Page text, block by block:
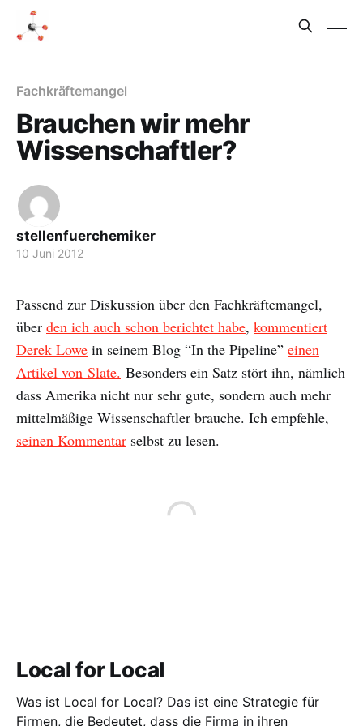
Fachkräftemangel
Brauchen wir mehr
Wissenschaftler?
stellenfuerchemiker
10 Juni 2012
Passend zur Diskussion über den Fachkräftemangel,
über den ich auch schon berichtet habe, kommentiert
Derek Lowe in seinem Blog “In the Pipeline” einen
Artikel von Slate. Besonders ein Satz stört ihn, nämlich
dass Amerika nicht nur sehr gute, sondern auch mehr
mittelmäßige Wissenschaftler brauche. Ich empfehle,
seinen Kommentar selbst zu lesen.
Local for Local
Was ist Local for Local? Das ist eine Strategie für
Firmen, die Bedeutet, dass die Firma in ihren